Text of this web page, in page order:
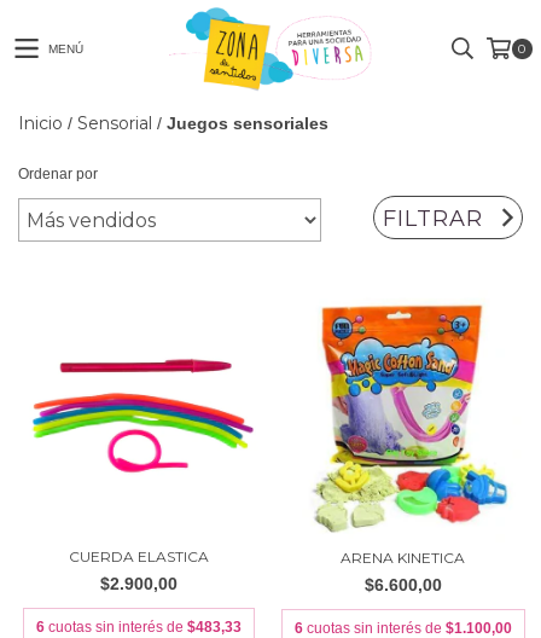
MENÚ 0
Inicio / Sensorial / Juegos sensoriales
Ordenar por
FILTRAR
CUERDA ELASTICA
$2.900,00
6 cuotas sin interés de $483,33
ARENA KINETICA
$6.600,00
6 cuotas sin interés de $1.100,00